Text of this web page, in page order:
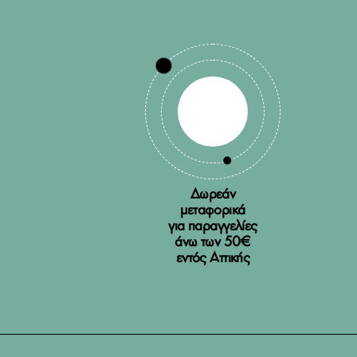
Δωρεάν
μεταφορικά
για παραγγελίες
άνω των 50€
εντός Αττικής